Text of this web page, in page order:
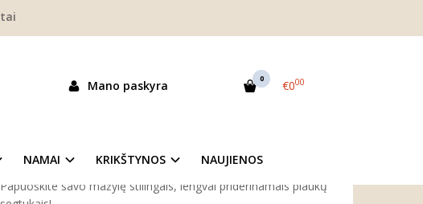
Mano paskyra 0 €000
NAMAI KRIKŠTYNOS NAUJIENOS
(4VNT.)
Papuoškite savo mažylę stilingais, lengvai priderinamais plaukų